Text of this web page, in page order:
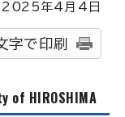
2025年4月4日
字で印刷
of HIROSHIMA